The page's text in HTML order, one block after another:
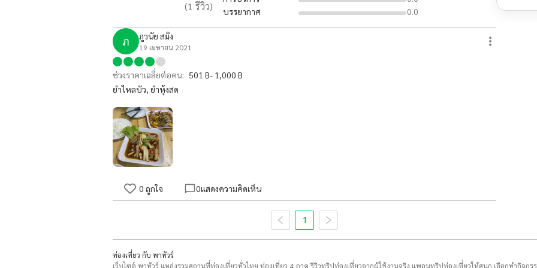
(1 รีวิว)
บรรยากาศ
0.0
ภ ภูวนัย สมิง
19 เมษายน 2021
ช่วงราคาเฉลี่ยต่อคน: 501 ฿- 1,000 ฿
ยำไหลบัว, ยำหุ้งสด
0 ถูกใจ 0แสดงความคิดเห็น
1
ท่องเที่ยว กับ พาทัวร์
เว็บไซต์ พาทัวร์ แหล่งรวมสถานที่ท่องเที่ยวทั่วไทย ท่องเที่ยว 4 ภาค รีวิวทริปท่องเที่ยวจากผู้ใช้งานจริง แพลนทริปท่องเที่ยวให้สนุก เลือกทำกิจกร